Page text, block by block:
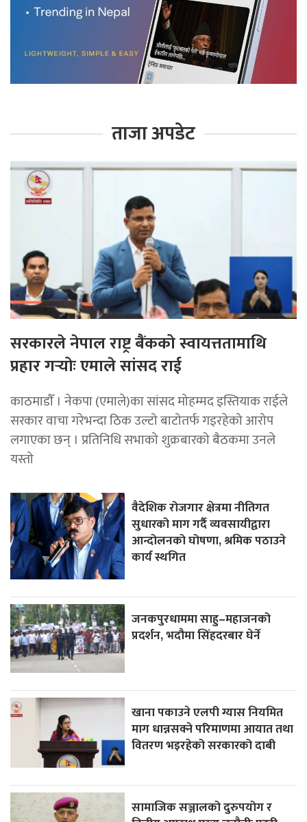
ताजा अपडेट
सरकारले नेपाल राष्ट्र बैंकको स्वायत्ततामाथि
प्रहार गर्‍योः एमाले सांसद राई
काठमाडाैँ । नेकपा (एमाले)का सांसद मोहम्मद इस्तियाक राईले
सरकार वाचा गरेभन्दा ठिक उल्टो बाटोतर्फ गइरहेको आरोप
लगाएका छन् । प्रतिनिधि सभाको शुक्रबारको बैठकमा उनले
यस्तो
वैदेशिक रोजगार क्षेत्रमा नीतिगत
सुधारको माग गर्दै व्यवसायीद्वारा
आन्दोलनको घोषणा, श्रमिक पठाउने
कार्य स्थगित
जनकपुरधाममा साहु–महाजनको
प्रदर्शन, भदौमा सिंहदरबार घेर्ने
खाना पकाउने एलपी ग्यास नियमित
माग धान्नसक्ने परिमाणमा आयात तथा
वितरण भइरहेको सरकारको दाबी
सामाजिक सञ्जालको दुरुपयोग र